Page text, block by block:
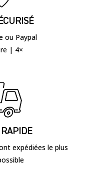
ou Paypal
| 4×
RAPIDE
expédiées le plus